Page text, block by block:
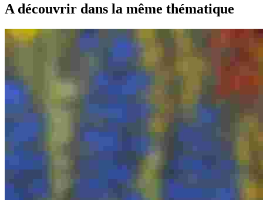
A découvrir dans la même thématique